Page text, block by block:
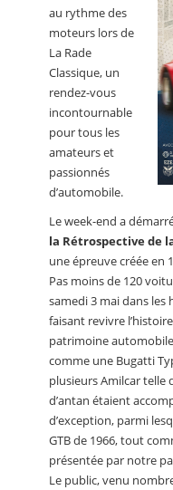
au rythme des
moteurs lors de
La Rade
Classique, un
rendez-vous
incontournable
pour tous les
amateurs et
passionnés
d’automobile.
Le week-end a
la Rétrospective de
une épreuve créée en
Pas moins de 120
samedi 3 mai dans les
faisant revivre
patrimoine
comme une Bugatti
plusieurs Amilcar telle
d’antan étaient
d’exception, parmi
GTB de 1966, tout
présentée par notre
Le public, venu